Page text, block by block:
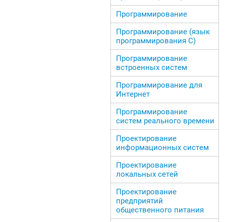
Программирование
Программирование (язык
программирования С)
Программирование
встроенных систем
Программирование для
Интернет
Программирование
систем реального времени
Проектирование
информационных систем
Проектирование
локальных сетей
Проектирование
предприятий
общественного питания